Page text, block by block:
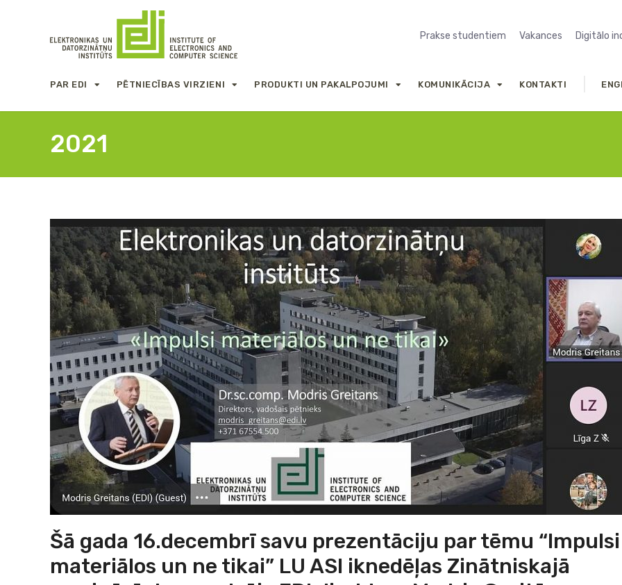
Prakse studentiem Vakances Digitālo
PAR EDI PĒTNIECĪBAS VIRZIENI PRODUKTI UN PAKALPOJUMI KOMUNIKĀCIJA KONTAKTI
2021
Šā gada 16.decembrī savu prezentāciju par tēmu “Impulsi
materiālos un ne tikai” LU ASI iknedēļas Zinātniskajā